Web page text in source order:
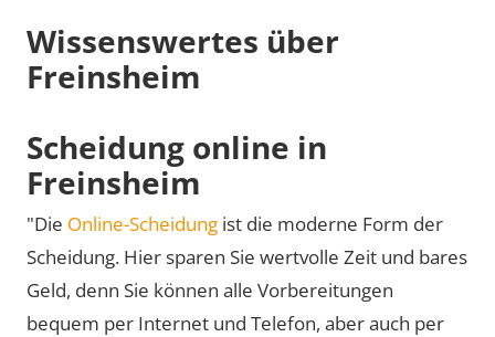
Wissenswertes über
Freinsheim
Scheidung online in
Freinsheim
"Die Online-Scheidung ist die moderne Form der
Scheidung. Hier sparen Sie wertvolle Zeit und bares
Geld, denn Sie können alle Vorbereitungen
bequem per Internet und Telefon, aber auch per